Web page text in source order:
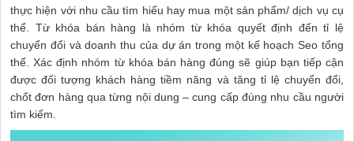
thực hiện với nhu cầu tìm hiểu hay mua một sản phẩm/ dịch vụ cụ
thể. Từ khóa bán hàng là nhóm từ khóa quyết định đến tỉ lệ
chuyển đổi và doanh thu của dự án trong một kế hoạch Seo tổng
thể. Xác định nhóm từ khóa bán hàng đúng sẽ giúp bạn tiếp cận
được đối tượng khách hàng tiềm năng và tăng tỉ lệ chuyển đổi,
chốt đơn hàng qua từng nội dung – cung cấp đúng nhu cầu người
tìm kiếm.